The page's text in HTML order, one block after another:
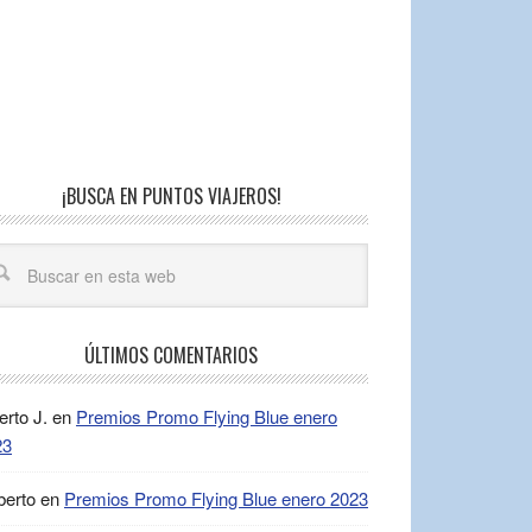
¡BUSCA EN PUNTOS VIAJEROS!
ÚLTIMOS COMENTARIOS
J. en Premios Promo Flying Blue enero
en Premios Promo Flying Blue enero 2023